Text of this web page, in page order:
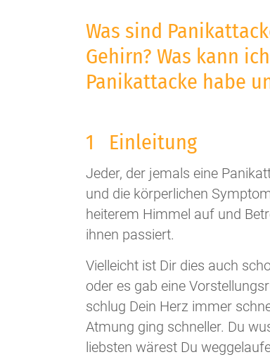
Was sind
Gehirn? Was kann
Panikattacke habe
1 Einleitung
Jeder, der jemals eine
und die körperlichen
heiterem Himmel auf und
ihnen passiert.
Vielleicht ist Dir dies auch
oder es gab eine
schlug Dein Herz immer
Atmung ging schneller. Du
liebsten wärest Du